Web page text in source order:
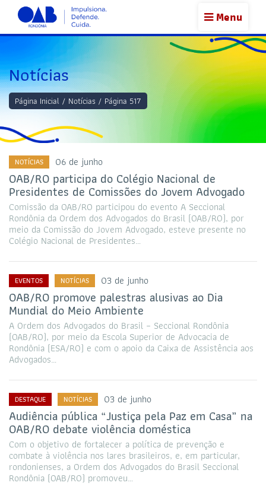
Menu
Notícias
Página Inicial / Notícias / Página 517
NOTÍCIAS 06 de junho
OAB/RO participa do Colégio Nacional de
Presidentes de Comissões do Jovem Advogado
Comissão da OAB/RO participou do evento A Seccional
Rondônia da Ordem dos Advogados do Brasil (OAB/RO), por
meio da Comissão do Jovem Advogado, esteve presente no
Colégio Nacional de Presidentes…
EVENTOS NOTÍCIAS 03 de junho
OAB/RO promove palestras alusivas ao Dia
Mundial do Meio Ambiente
A Ordem dos Advogados do Brasil – Seccional Rondônia
(OAB/RO), por meio da Escola Superior de Advocacia de
Rondônia (ESA/RO) e com o apoio da Caixa de Assistência aos
Advogados…
DESTAQUE NOTÍCIAS 03 de junho
Audiência pública “Justiça pela Paz em Casa” na
OAB/RO debate violência doméstica
Com o objetivo de fortalecer a política de prevenção e
combate à violência nos lares brasileiros, e, em particular,
rondonienses, a Ordem dos Advogados do Brasil Seccional
Rondônia (OAB/RO) promoveu…